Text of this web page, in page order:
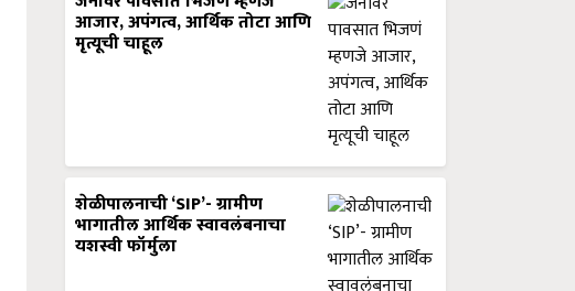
आजार, अपंगत्व, आर्थिक तोटा आणि
मृत्यूची चाहूल
शेळीपालनाची ‘SIP’- ग्रामीण
भागातील आर्थिक स्वावलंबनाचा
यशस्वी फॉर्मुला